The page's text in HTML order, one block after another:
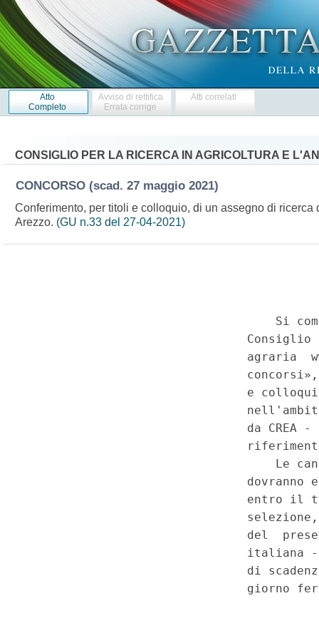
Atto
Completo
Avviso di rettifica
Errata corrige
Atti correlati
CONSIGLIO PER LA RICERCA IN AGRICOLTURA E
CONCORSO (scad. 27 maggio 2021)
Conferimento, per titoli e colloquio, di un assegno di
Arezzo. (GU n.33 del 27-04-2021)